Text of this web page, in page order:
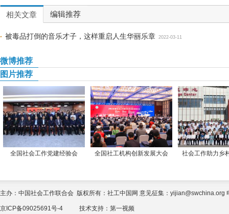
相关文章 编辑推荐
被毒品打倒的音乐才子，这样重启人生华丽乐章 2022-03-11
微博推荐
图片推荐
全国社会工作党建经验会 全国社工机构创新发展大会 社会工作助力乡
主办：中国社会工作联合会 版权所有：社工中国网 意见征集：yijian@swchina.org
京ICP备09025691号-4 技术支持： 第一视频